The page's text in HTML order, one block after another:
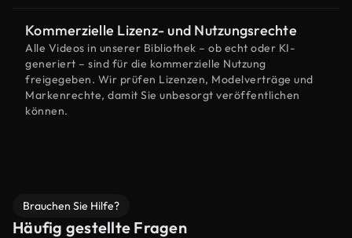
Kommerzielle Lizenz- und Nutzungsrechte
Alle Videos in unserer Bibliothek – ob echt oder KI-
generiert – sind für die kommerzielle Nutzung
freigegeben. Wir prüfen Lizenzen, Modelverträge und
Markenrechte, damit Sie unbesorgt veröffentlichen
können.
Brauchen Sie Hilfe?
Häufig gestellte Fragen